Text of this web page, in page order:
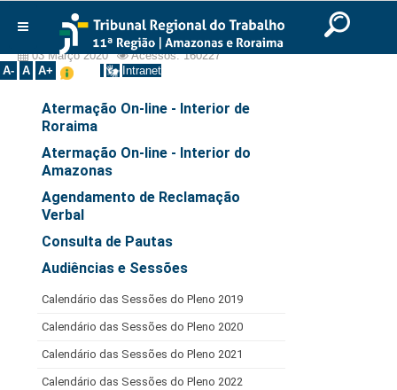
Ir para o rodapé
English
Português Español
A- A A+ Intranet
Institucional
Presidência
Corregedoria
Composição
Desembargadores
Seções Especializadas
Turmas
Varas do Trabalho
Serviços
03 Março 2020 Acessos: 160227
Atermação On-line - Interior de
Roraima
Atermação On-line - Interior do
Amazonas
Agendamento de Reclamação
Verbal
Consulta de Pautas
Audiências e Sessões
Calendário das Sessões do Pleno 2019
Calendário das Sessões do Pleno 2020
Calendário das Sessões do Pleno 2021
Calendário das Sessões do Pleno 2022